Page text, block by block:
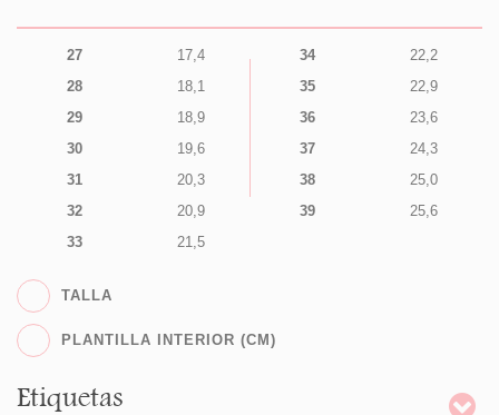
27
17,4
28
18,1
29
18,9
30
19,6
31
20,3
32
20,9
33
21,5
34
22,2
35
22,9
36
23,6
37
24,3
38
25,0
39
25,6
TALLA
PLANTILLA INTERIOR (CM)
Etiquetas